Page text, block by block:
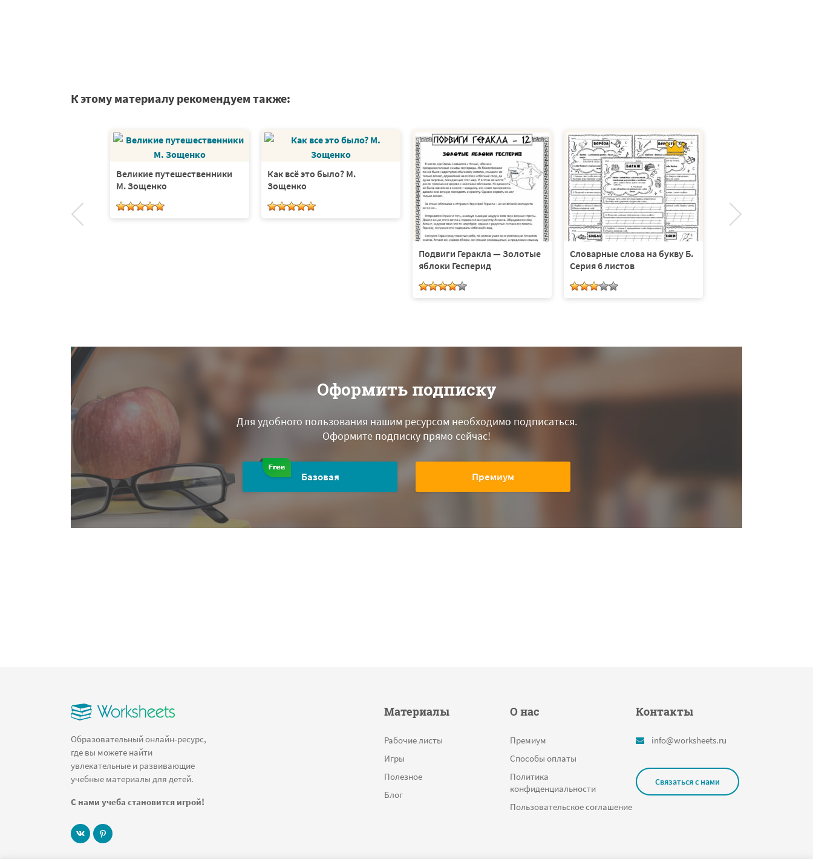
К этому материалу рекомендуем также:
Великие путешественники
М. Зощенко
Как всё это было? М.
Зощенко
Подвиги Геракла — Золотые
яблоки Гесперид
Словарные слова на букву Б.
Серия 6 листов
Оформить подписку
Для удобного пользования нашим ресурсом необходимо подписаться.
Оформите подписку прямо сейчас!
Базовая Премиум
Образовательный онлайн-ресурс,
где вы можете найти
увлекательные и развивающие
учебные материалы для детей.
С нами учеба становится игрой!
Материалы
Рабочие листы
Игры
Полезное
Блог
О нас
Премиум
Способы оплаты
Политика
конфиденциальности
Пользовательское соглашение
Контакты
info@worksheets.ru
Связаться с нами